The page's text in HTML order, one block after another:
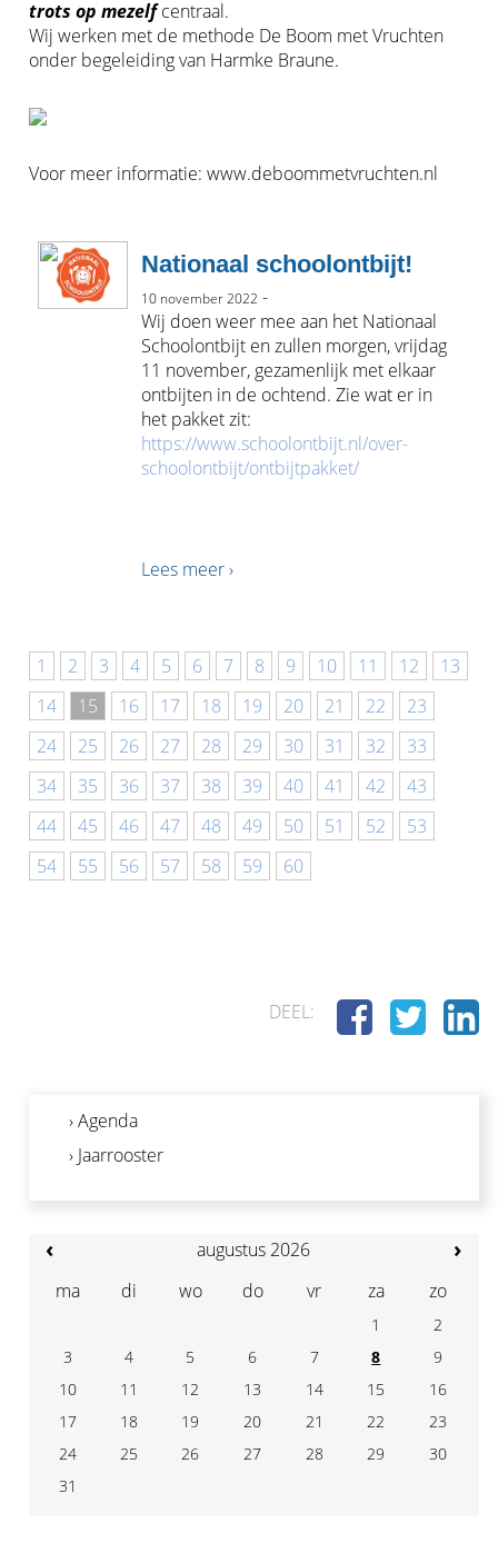
trots op mezelfcentraal.
Wij werken met de methode De Boom met Vruchten
onder begeleiding van Harmke Braune.
Voor meer informatie: www.deboommetvruchten.nl
Nationaal schoolontbijt!
10 november 2022 -
Wij doen weer mee aan het Nationaal
Schoolontbijt en zullen morgen, vrijdag
11 november, gezamenlijk met elkaar
ontbijten in de ochtend. Zie wat er in
het pakket zit:
https://www.schoolontbijt.nl/over-
schoolontbijt/ontbijtpakket/
Lees meer ›
1 2 3 4 5 6 7 8 9 10 11 12
13
14
15 16 17 18 19 20 21 22
23
24
25 26 27 28 29 30 31 32
33
34
35 36 37 38 39 40 41 42
43
44
45 46 47 48 49 50 51 52
53
54
55 56 57 58 59 60
DEEL:
› Agenda
› Jaarrooster
‹ ›
augustus 2026
ma
di wo do vr za zo
1
2
3
4 5 6 7 8
9
10
11 12 13 14 15
16
17
18 19 20 21 22
23
24
25 26 27 28 29
30
31